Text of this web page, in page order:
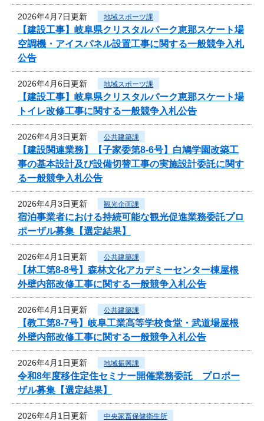
2026年4月7日更新 地域スポーツ課
【建設工事】岐阜県クリスタルパーク恵那スケート場
空調機・アイスパネル設置工事に関する一般競争入札
公告
2026年4月6日更新 地域スポーツ課
【建設工事】岐阜県クリスタルパーク恵那スケート場
トイレ改修工事に関する一般競争入札公告
2026年4月3日更新 公共建築課
【建設関連業務】【子家委第8-6号】白鳩学園改築工
事の基本設計及び設備切替工事の実施設計委託に関す
る一般競争入札公告
2026年4月3日更新 観光企画課
宿泊事業者における持続可能な観光促進業務委託プロ
ポーザル募集【選定結果】
2026年4月1日更新 公共建築課
【林工第8-8号】森林文化アカデミーセンター棟屋根
外壁内部改修工事に関する一般競争入札公告
2026年4月1日更新 公共建築課
【教工第8-7号】岐阜工業高等学校食堂・武道場屋根
外壁内部改修工事に関する一般競争入札公告
2026年4月1日更新 地域振興課
令和8年度移住定住セミナー開催業務委託 プロポー
ザル募集【選定結果】
2026年4月1日更新 中央家畜保健衛生所